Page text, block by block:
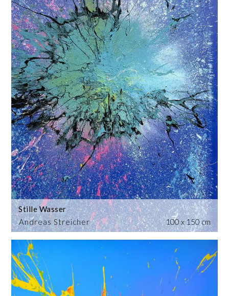
Andreas Streicher
Stille Wasser
100 x 150 cm